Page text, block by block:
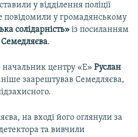
у відділення поліції
повідомили у громадянському
солідарність» із посиланням
.
центру «Е» Руслан
заарештував Семедляєва,
на вході його оглянули за
та вивчили